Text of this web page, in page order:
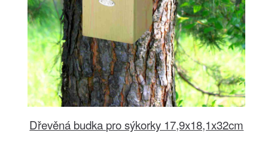
Dřevěná budka pro sýkorky 17,9x18,1x32cm